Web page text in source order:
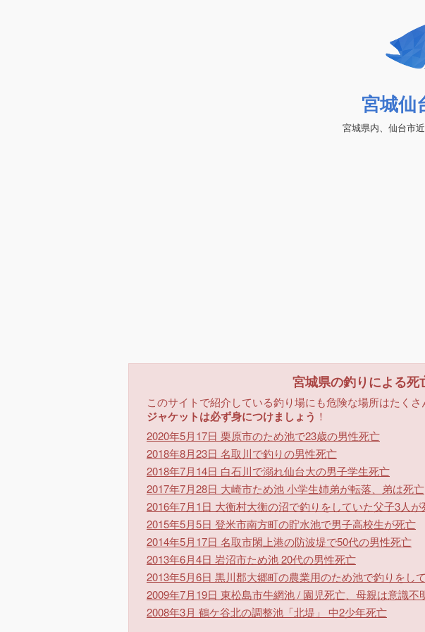
宮城仙
宮城県内、仙台市
宮城県の釣りによる死
このサイトで紹介している釣り場にも危険な場所はたく
ジャケットは必ず身につけましょう ！
2020年5月17日 栗原市のため池で23歳の男性死亡
2018年8月23日 名取川で釣りの男性死亡
2018年7月14日 白石川で溺れ仙台大の男子学生死亡
2017年7月28日 大崎市ため池 小学生姉弟が転落、弟は死亡
2016年7月1日 大衡村大衡の沼で釣りをしていた父子3人が
2015年5月5日 登米市南方町の貯水池で男子高校生が死亡
2014年5月17日 名取市閖上港の防波堤で50代の男性死亡
2013年6月4日 岩沼市ため池 20代の男性死亡
2013年5月6日 黒川郡大郷町の農業用のため池で釣りをし
2009年7月19日 東松島市牛網池 / 園児死亡、母親は意識不
2008年3月 鶴ケ谷北の調整池「北堤」 中2少年死亡